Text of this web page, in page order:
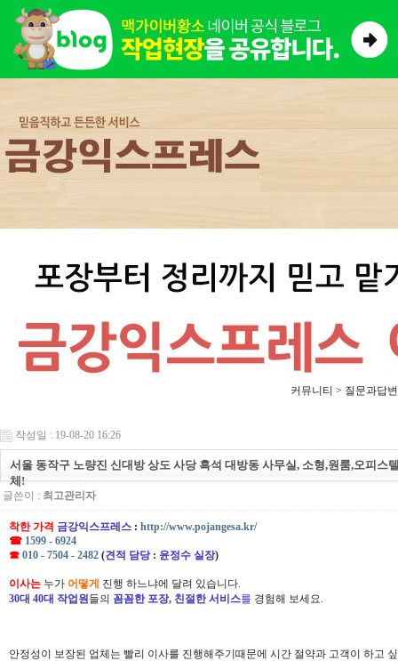
커뮤니티 > 질문과답변
작성일 : 19-08-20 16:26
서울 동작구 노량진 신대방 상도 사당 흑석 대방동 사무실, 소형,원룸,오피스
체!
글쓴이 : 최고관리자
착한 가격 금강익스프레스 : http://www.pojangesa.kr/
☎ 1599 - 6924
☎ 010 - 7504 - 2482 (견적 담당 : 윤정수 실장)
이사는 누가 어떻게 진행 하느냐에 달려 있습니다.
30대 40대 작업원들의 꼼꼼한 포장, 친절한 서비스를 경험해 보세요.
안정성이 보장된 업체는 빨리 이사를 진행해주기때문에 시간 절약과 고객이 하고